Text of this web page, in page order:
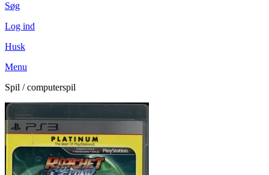
Søg
Log ind
Husk
Menu
Spil / computerspil